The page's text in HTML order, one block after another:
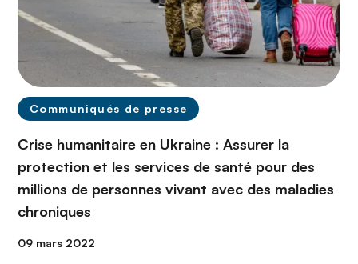
Communiqués de presse
Crise humanitaire en Ukraine : Assurer la
protection et les services de santé pour des
millions de personnes vivant avec des maladies
chroniques
09 mars 2022